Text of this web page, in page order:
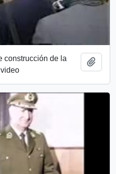
construcción de la